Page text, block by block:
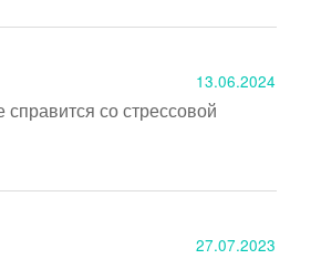
13.06.2024
со стрессовой
27.07.2023